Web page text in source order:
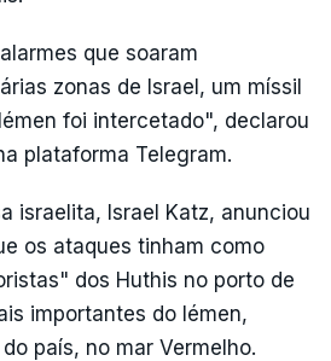
que soaram
zonas de Israel, um míssil
foi intercetado", declarou
plataforma Telegram.
israelita, Israel Katz, anunciou
os ataques tinham como
dos Huthis no porto de
importantes do Iémen,
país, no mar Vermelho.